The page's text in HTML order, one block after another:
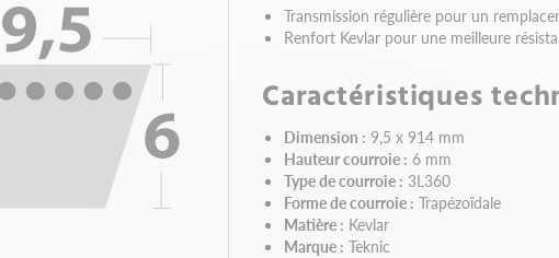
Transmission régulière pour un
Renfort Kevlar pour une meilleure
Caractéristiques
Dimension : 9,5 x 914 mm
Hauteur courroie : 6 mm
Type de courroie : 3L360
Forme de courroie : Trapézoïdale
Matière : Kevlar
Marque : Teknic